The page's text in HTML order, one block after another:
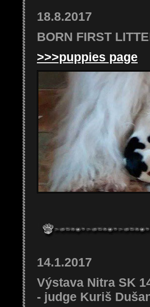
18.8.2017
BORN FIRST
>>>puppies page
14.1.2017
Výstava Nitra SK
- judge Kuriš